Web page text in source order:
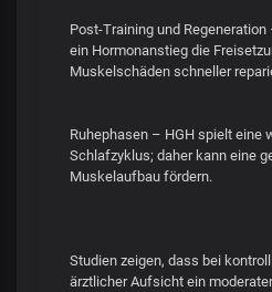
Post-Training und
ein Hormonanstieg die
Muskelschäden schneller
Ruhephasen – HGH spielt eine
Schlafzyklus; daher kann eine
Muskelaufbau fördern.
Studien zeigen, dass bei
ärztlicher Aufsicht ein